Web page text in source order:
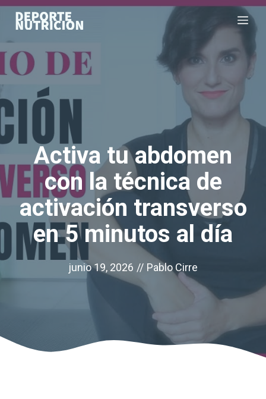
Saltar
contenido
Activa tu abdomen
con la técnica de
activación transverso
en 5 minutos al día
junio 19, 2026 // Pablo Cirre